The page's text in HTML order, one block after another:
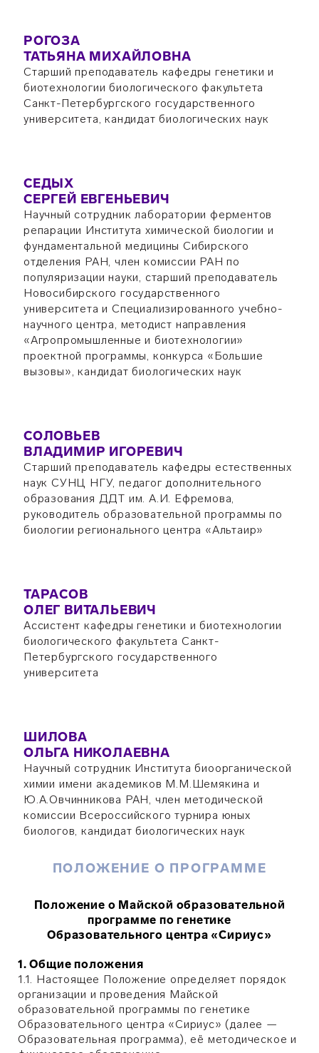
РОГОЗА
ТАТЬЯНА МИХАЙЛОВНА
Старший преподаватель кафедры генетики и
биотехнологии биологического факультета
Санкт-Петербургского государственного
университета, кандидат биологических наук
СЕДЫХ
СЕРГЕЙ ЕВГЕНЬЕВИЧ
Научный сотрудник лаборатории ферментов
репарации Института химической биологии и
фундаментальной медицины Сибирского
отделения РАН, член комиссии РАН по
популяризации науки, старший преподаватель
Новосибирского государственного
университета и Специализированного учебно-
научного центра, методист направления
«Агропромышленные и биотехнологии»
проектной программы, конкурса «Большие
вызовы», кандидат биологических наук
СОЛОВЬЕВ
ВЛАДИМИР ИГОРЕВИЧ
Старший преподаватель кафедры естественных
наук СУНЦ НГУ, педагог дополнительного
образования ДДТ им. А.И. Ефремова,
руководитель образовательной программы по
биологии регионального центра «Альтаир»
ТАРАСОВ
ОЛЕГ ВИТАЛЬЕВИЧ
Ассистент кафедры генетики и биотехнологии
биологического факультета Санкт-
Петербургского государственного
университета
ШИЛОВА
ОЛЬГА НИКОЛАЕВНА
Научный сотрудник Института биоорганической
химии имени академиков М.М.Шемякина и
Ю.А.Овчинникова РАН, член методической
комиссии Всероссийского турнира юных
биологов, кандидат биологических наук
ПОЛОЖЕНИЕ О ПРОГРАММЕ
Положение о Майской образовательной
программе по генетике
Образовательного центра «Сириус»
1. Общие положения
1.1. Настоящее Положение определяет порядок
организации и проведения Майской
образовательной программы по генетике
Образовательного центра «Сириус» (далее —
Образовательная программа), её методическое и